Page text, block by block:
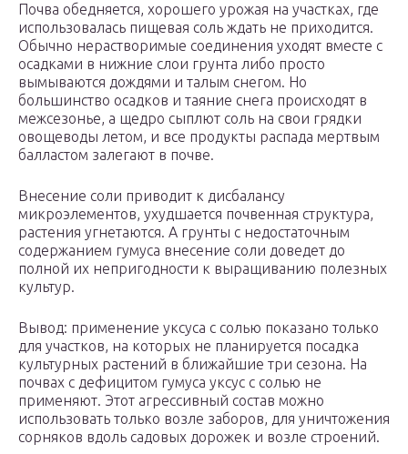
Почва обедняется, хорошего урожая на участках, где
использовалась пищевая соль ждать не приходится.
Обычно нерастворимые соединения уходят вместе с
осадками в нижние слои грунта либо просто
вымываются дождями и талым снегом. Но
большинство осадков и таяние снега происходят в
межсезонье, а щедро сыплют соль на свои грядки
овощеводы летом, и все продукты распада мертвым
балластом залегают в почве.
Внесение соли приводит к дисбалансу
микроэлементов, ухудшается почвенная структура,
растения угнетаются. А грунты с недостаточным
содержанием гумуса внесение соли доведет до
полной их непригодности к выращиванию полезных
культур.
Вывод: применение уксуса с солью показано только
для участков, на которых не планируется посадка
культурных растений в ближайшие три сезона. На
почвах с дефицитом гумуса уксус с солью не
применяют. Этот агрессивный состав можно
использовать только возле заборов, для уничтожения
сорняков вдоль садовых дорожек и возле строений.